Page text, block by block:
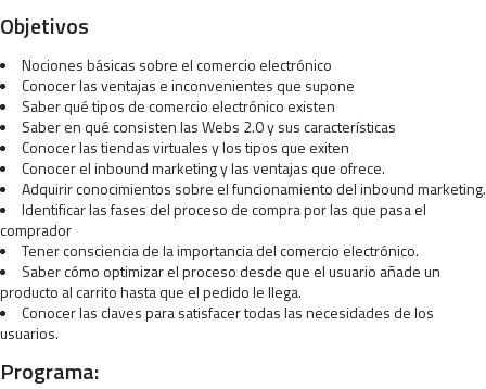
Objetivos
Nociones básicas sobre el comercio electrónico
Conocer las ventajas e inconvenientes que supone
Saber qué tipos de comercio electrónico existen
Saber en qué consisten las Webs 2.0 y sus características
Conocer las tiendas virtuales y los tipos que exiten
Conocer el inbound marketing y las ventajas que ofrece.
Adquirir conocimientos sobre el funcionamiento del inbound marketing.
Identificar las fases del proceso de compra por las que pasa el
comprador
Tener consciencia de la importancia del comercio electrónico.
Saber cómo optimizar el proceso desde que el usuario añade un
producto al carrito hasta que el pedido le llega.
Conocer las claves para satisfacer todas las necesidades de los
usuarios.
Programa: